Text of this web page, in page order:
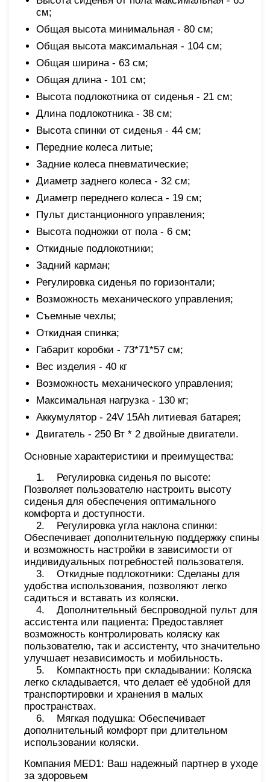
см;
Общая высота минимальная - 80 см;
Общая высота максимальная - 104 см;
Общая ширина - 63 см;
Общая длина - 101 см;
Высота подлокотника от сиденья - 21 см;
Длина подлокотника - 38 см;
Высота спинки от сиденья - 44 см;
Передние колеса литые;
Задние колеса пневматические;
Диаметр заднего колеса - 32 см;
Диаметр переднего колеса - 19 см;
Пульт дистанционного управления;
Высота подножки от пола - 6 см;
Откидные подлокотники;
Задний карман;
Регулировка сиденья по горизонтали;
Возможность механического управления;
Съемные чехлы;
Откидная спинка;
Габарит коробки - 73*71*57 см;
Вес изделия - 40 кг
Возможность механического управления;
Максимальная нагрузка - 130 кг;
Аккумулятор - 24V 15Ah литиевая батарея;
Двигатель - 250 Вт * 2 двойные двигатели.
Основные характеристики и преимущества:
1. Регулировка сиденья по высоте:
Позволяет пользователю настроить высоту
сиденья для обеспечения оптимального
комфорта и доступности.
2. Регулировка угла наклона спинки:
Обеспечивает дополнительную поддержку спины
и возможность настройки в зависимости от
индивидуальных потребностей пользователя.
3. Откидные подлокотники: Сделаны для
удобства использования, позволяют легко
садиться и вставать из коляски.
4. Дополнительный беспроводной пульт для
ассистента или пациента: Предоставляет
возможность контролировать коляску как
пользователю, так и ассистенту, что значительно
улучшает независимость и мобильность.
5. Компактность при складывании: Коляска
легко складывается, что делает её удобной для
транспортировки и хранения в малых
пространствах.
6. Мягкая подушка: Обеспечивает
дополнительный комфорт при длительном
использовании коляски.
Компания MED1: Ваш надежный партнер в уходе
за здоровьем